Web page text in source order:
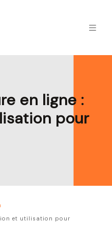
en ligne :
pour
et utilisation pour